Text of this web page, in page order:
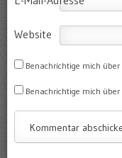
Website
Benachrichtige mich
Benachrichtige mich